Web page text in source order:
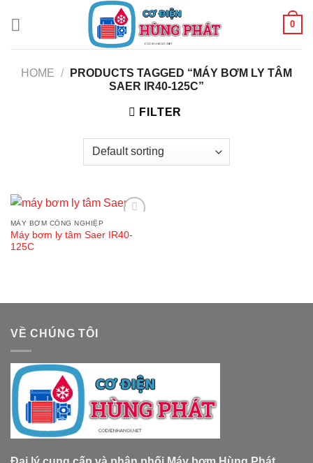
0
HOME /
PRODUCTS TAGGED “MÁY BƠM LY TÂM
SAER IR40-125C”
FILTER
to
MÁY BƠM CÔNG NGHIỆP
Máy bơm ly tâm Saer IR40-
125C
VỀ CHÚNG TÔI